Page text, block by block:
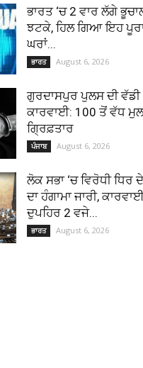
ਭਾਰਤ ‘ਚ 2 ਵਾਰ ਲੱਗੇ
ਝਟਕੇ, ਹਿਲ ਗਿਆ ਇਹ
ਘਰਾਂ...
ਭਾਰਤ August 6, 2026
ਗੁਰਦਾਸਪੁਰ ਪੁਲਸ ਦੀ ਵੱਡੀ
ਕਾਰਵਾਈ: 100 ਤੋਂ ਵੱਧ
ਗ੍ਰਿਫ਼ਤਾਰ
ਪੰਜਾਬ August 6, 2026
ਲੋਕ ਸਭਾ ‘ਚ ਵਿਰੋਧੀ ਧਿਰ
ਦਾ ਹੰਗਾਮਾ ਜਾਰੀ,
ਦੁਪਹਿਰ 2 ਵਜੇ...
ਭਾਰਤ August 6, 2026